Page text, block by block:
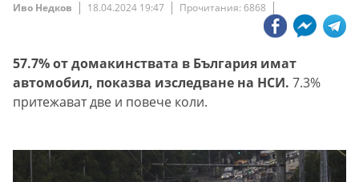
Иво Недков 18.04.2024 19:47 Прочитания: 6868
57.7% от домакинствата в България имат
автомобил, показва изследване на НСИ. 7.3%
притежават две и повече коли.